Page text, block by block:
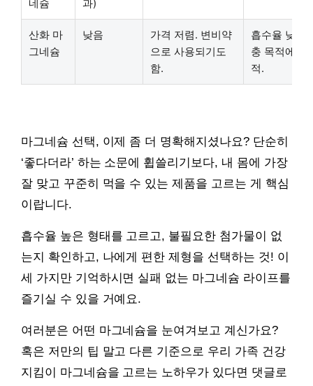
네슘
과)
산화 마
그네슘
낮음
가격 저렴. 변비약
으로 사용되기도
함.
흡수율 낮아
충 목적에는
적.
마그네슘 선택, 이제 좀 더 명확해지셨나요? 단순히
‘좋다더라’ 하는 소문에 휩쓸리기보다, 내 몸에 가장
잘 맞고 꾸준히 먹을 수 있는 제품을 고르는 게 핵심
이랍니다.
흡수율 높은 형태를 고르고, 불필요한 첨가물이 없
는지 확인하고, 나에게 편한 제형을 선택하는 것! 이
세 가지만 기억하시면 실패 없는 마그네슘 라이프를
즐기실 수 있을 거예요.
여러분은 어떤 마그네슘을 눈여겨보고 계신가요?
혹은 저만의 팁 말고 다른 기준으로 우리 가족 건강
지킴이 마그네슘을 고르는 노하우가 있다면 댓글로